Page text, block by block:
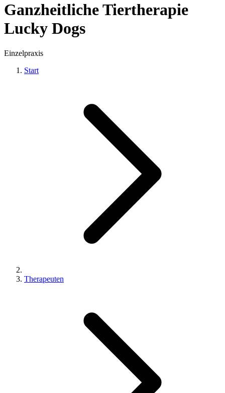
Ganzheitliche Tiertherapie
Lucky Dogs
Einzelpraxis
Start
Therapeuten